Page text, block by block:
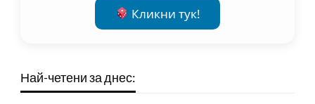
Кликни тук!
Най-четени за днес: